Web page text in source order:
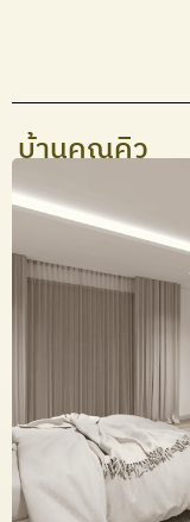
บ้านคุณคิว